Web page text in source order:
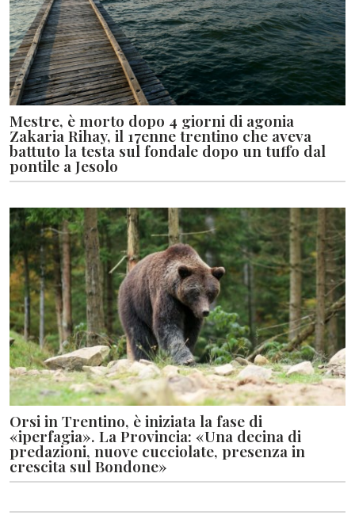
Mestre, è morto dopo 4 giorni di agonia
Zakaria Rihay, il 17enne trentino che aveva
battuto la testa sul fondale dopo un tuffo dal
pontile a Jesolo
Orsi in Trentino, è iniziata la fase di
«iperfagia». La Provincia: «Una decina di
predazioni, nuove cucciolate, presenza in
crescita sul Bondone»